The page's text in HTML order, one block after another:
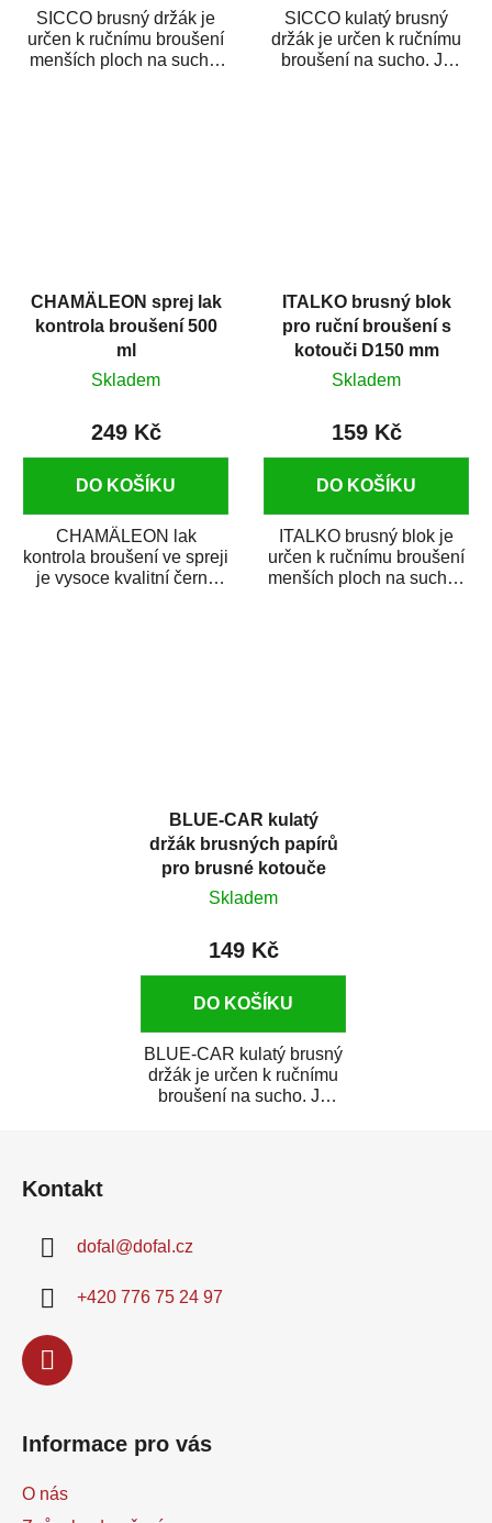
SICCO brusný držák je
určen k ručnímu broušení
menších ploch na sucho.
SICCO kulatý brusný
držák je určen k ručnímu
broušení na sucho. Je
CHAMÄLEON sprej lak
kontrola broušení 500
ml
Skladem
249 Kč
DO KOŠÍKU
CHAMÄLEON lak
kontrola broušení ve spreji
je vysoce kvalitní černý
ITALKO brusný blok
pro ruční broušení s
kotouči D150 mm
suchý zip
Skladem
159 Kč
DO KOŠÍKU
ITALKO brusný blok je
určen k ručnímu broušení
menších ploch na sucho i
BLUE-CAR kulatý
držák brusných papírů
pro brusné kotouče
D150 mm suchý zip
Skladem
149 Kč
DO KOŠÍKU
BLUE-CAR kulatý brusný
držák je určen k ručnímu
broušení na sucho. Je
Kontakt
dofal @dofal.cz
+420 776 75 24 97
Informace pro vás
O nás